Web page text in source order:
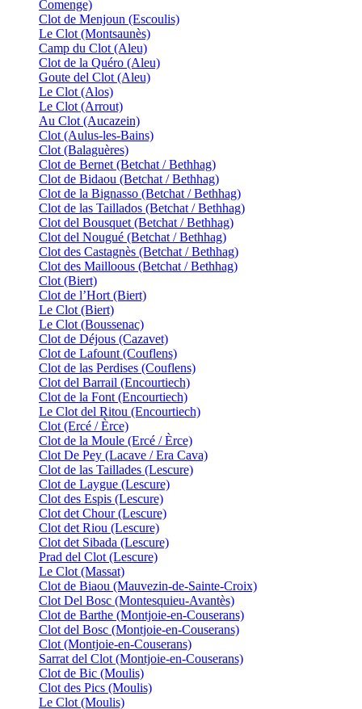
Comenge)
Clot de Menjoun (Escoulis)
Le Clot (Montsaunès)
Camp du Clot (Aleu)
Clot de la Quéro (Aleu)
Goute del Clot (Aleu)
Le Clot (Alos)
Le Clot (Arrout)
Au Clot (Aucazein)
Clot (Aulus-les-Bains)
Clot (Balaguères)
Clot de Bernet (Betchat / Bethhag)
Clot de Bidaou (Betchat / Bethhag)
Clot de la Bignasso (Betchat / Bethhag)
Clot de las Taillados (Betchat / Bethhag)
Clot del Bousquet (Betchat / Bethhag)
Clot del Nougué (Betchat / Bethhag)
Clot des Castagnès (Betchat / Bethhag)
Clot des Mailloous (Betchat / Bethhag)
Clot (Biert)
Clot de l’Hort (Biert)
Le Clot (Biert)
Le Clot (Boussenac)
Clot de Déjous (Cazavet)
Clot de Lafount (Couflens)
Clot de las Perdises (Couflens)
Clot del Barrail (Encourtiech)
Clot de la Font (Encourtiech)
Le Clot del Ritou (Encourtiech)
Clot (Ercé / Èrce)
Clot de la Moule (Ercé / Èrce)
Clot De Pey (Lacave / Era Cava)
Clot de las Taillades (Lescure)
Clot de Laygue (Lescure)
Clot des Espis (Lescure)
Clot det Chour (Lescure)
Clot det Riou (Lescure)
Clot det Sibada (Lescure)
Prad del Clot (Lescure)
Le Clot (Massat)
Clot de Biaou (Mauvezin-de-Sainte-Croix)
Clot Del Bosc (Montesquieu-Avantès)
Clot de Barthe (Montjoie-en-Couserans)
Clot del Bosc (Montjoie-en-Couserans)
Clot (Montjoie-en-Couserans)
Sarrat del Clot (Montjoie-en-Couserans)
Clot de Bic (Moulis)
Clot des Pics (Moulis)
Le Clot (Moulis)